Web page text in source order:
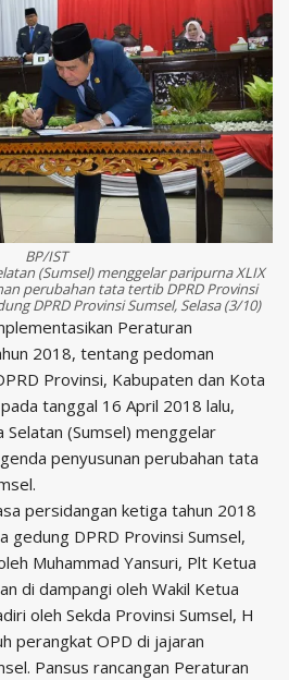
BP/IST
(Sumsel) menggelar paripurna XLIX
perubahan tata tertib DPRD Provinsi
DPRD Provinsi Sumsel, Selasa (3/10)
Peraturan
2018, tentang pedoman
Provinsi, Kabupaten dan Kota
tanggal 16 April 2018 lalu,
Selatan (Sumsel) menggelar
penyusunan perubahan tata
persidangan ketiga tahun 2018
gedung DPRD Provinsi Sumsel,
Muhammad Yansuri, Plt Ketua
di dampangi oleh Wakil Ketua
oleh Sekda Provinsi Sumsel, H
perangkat OPD di jajaran
Pansus rancangan Peraturan